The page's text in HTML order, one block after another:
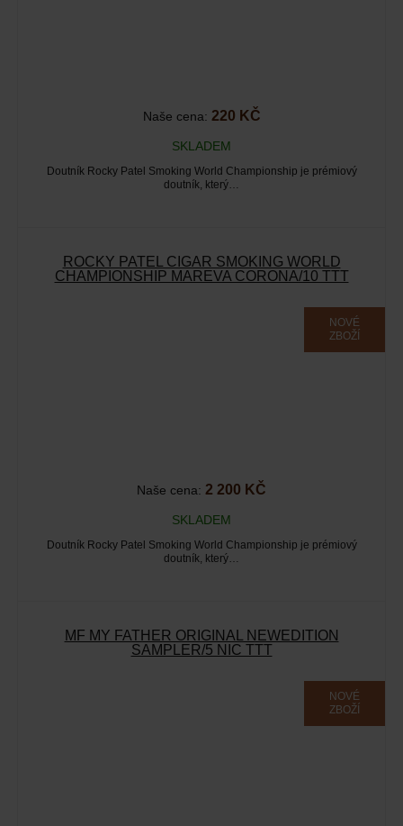
Naše cena: 220 KČ
SKLADEM
Doutník Rocky Patel Smoking World Championship je prémiový
doutník, který…
ROCKY PATEL CIGAR SMOKING WORLD
CHAMPIONSHIP MAREVA CORONA/10 TTT
NOVÉ
ZBOŽÍ
Naše cena: 2 200 KČ
SKLADEM
Doutník Rocky Patel Smoking World Championship je prémiový
doutník, který…
MF MY FATHER ORIGINAL NEWEDITION
SAMPLER/5 NIC TTT
NOVÉ
ZBOŽÍ